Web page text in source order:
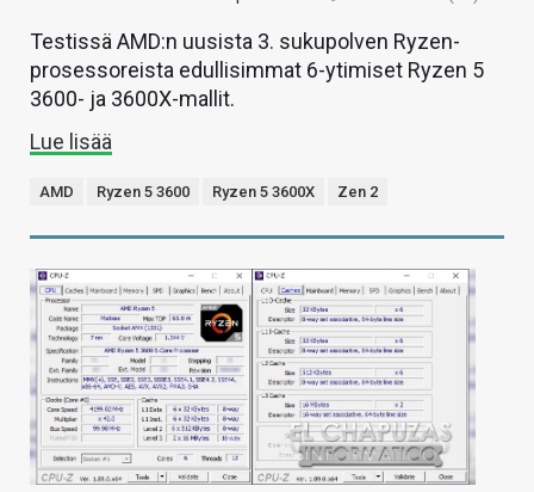
Testissä AMD:n uusista 3. sukupolven Ryzen-
prosessoreista edullisimmat 6-ytimiset Ryzen 5
3600- ja 3600X-mallit.
Lue lisää
AMD Ryzen 5 3600 Ryzen 5 3600X Zen 2